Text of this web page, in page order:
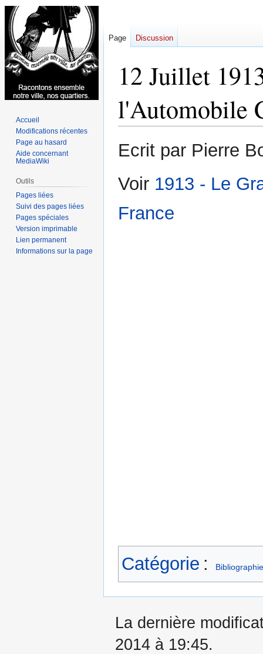
12 Juillet
l'Automobile
Aller
à
navigation
Aller
à
recherche
Ecrit par Pierre
Voir 1913 - Le
France
Catégorie :
Page Discussion
Accueil
Modifications récentes
Page au hasard
Aide concernant
MediaWiki
Outils
Pages liées
Suivi des pages liées
Pages spéciales
Version imprimable
Lien permanent
Informations sur la page
La dernière
2014 à 19:45.